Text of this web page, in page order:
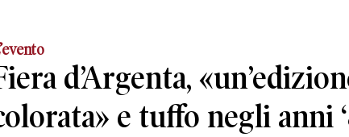
d’Argenta,
e tuffo negli anni